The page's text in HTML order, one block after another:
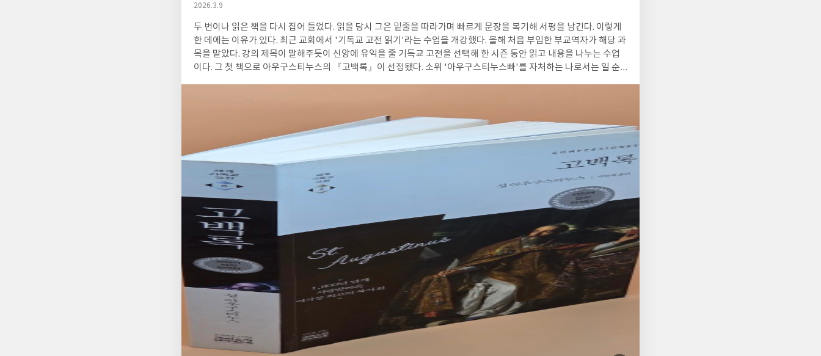
작
일
2026.3.9
두 번이나 읽은 책을 다시 집어 들었다. 읽을 당시 그은 밑줄을 따라가며 빠르게 문장을 복기해 서평을 남긴다. 이렇게
한 데에는 이유가 있다. 최근 교회에서 '기독교 고전 읽기'라는 수업을 개강했다. 올해 처음 부임한 부교역자가 해당 과
목을 맡았다. 강의 제목이 말해주듯이 신앙에 유익을 줄 기독교 고전을 선택해 한 시즌 동안 읽고 내용을 나누는 수업
이다. 그 첫 책으로 아우구스티누스의 『고백록』이 선정됐다. 소위 '아우구스티누스빠'를 자처하는 나로서는 일 순
범주에 놓일 작품이 아니다. 장 자크 루소의 고백록이 인간 자아의 노출이라면, 레프 톨스토이의 고백록은 윤리적 각
성의 기록이다. 그러나 아우구스티누스의 작품은 그 차원을 단숨에 넘어선다. 이 책은 인간이 자신을 고백하는 책이 아
니다. 하나님 앞에서 인간 존재 전체가 해석되는 책이다. 그래서 이 책은 하나님을 향한 신학적 찬가이며, 하나님의 은
혜를 향한 단호한 선언이다. 아우구스티누스의 『고백록』을 세 번 읽으며 깨달았다. 이 책의 주인공은 아우구스티누
스가 아니라는 점이다. 주인공은 하나님이다. 아우구스티누스 자신이 범죄하고 넘어지고 시험 들고, 어느 순간 중생을
경험하고 성화의 삶을 살아간다. 그러나 정작 아우구스티누스의 관점은 일관되게 외부로 향해 있다. 과거의 크고 작은
일들이 현재의 나를 이루기 위한 하나님의 구체적 섭리였다는 것이다. 보존하시고 운행하시고 통치하시는 하나님의
섭리적 시각을 견지하지 않는 한 『고백록』은 오독되기 쉽다. 아우구스티누스의 삶은 실패와 방황의 연속이다. 그는
젊은 시절 쾌락을 좇았고 명예를 탐했으며, 한때는 이단 사상 속에서 진리를 찾겠다고 헤매기도 했다. 그는 결코 모범
적인 청년이 아니었다. 오히려 그는 자신의 과거를 가차 없이 폭로한다. 사소한 도둑질, 허영심, 정욕, 교만—그는 인
간 내면의 어둠을 조금도 미화하지 않는다. 이 대목은 자연스럽게 도스토옙스키의 소설들과 연결된다. 도스토옙스키
역시 인간 영혼의 가장 어두운 심연을 집요하게 파고들었던 작가다. 『죄와 벌』의 라스콜리니코프나 『카라마조프
가의 형제들』의 인물들이 보여주듯, 그는 인간의 죄와 자기 기만을 조금도 낭만화하지 않는다. 인간은 생각보다 훨씬
타락했고, 그 타락은 인간 스스로의 힘으로는 결코 극복되지 않는다. 바로 이 지점에서 도스토옙스키의 세계와 아우구
스티누스의 고백은 서로 만난다. 인간 내면의 심연을 끝까지 내려가 보면 결국 하나의 진리에 도달한다. 인간에게 필요
한 것은 도덕적 개선이 아니라 구원이며, 그 구원은 오직 은혜로만 주어진다는 걸 말이다. 하나님은 의인을 사용하지
않으신다. 하나님은 죄인을 변화시켜 사용하신다. 아우구스티누스의 생애는 인간의 가능성에 대한 이야기가 아니다.
하나님의 주권에 대한 이야기다. 기독교 신학이 강조하는 가장 위대한 진리 가운데 하나가 바로 이것이다. 하나님은 단